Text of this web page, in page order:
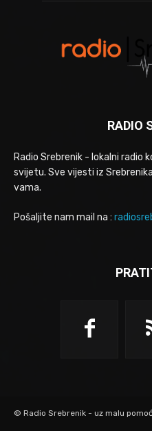
RADIO
Radio Srebrenik - lokalni radio
svijetu. Sve vijesti iz
vama.
Pošaljite nam mail na :
© Radio Srebrenik - uz malu